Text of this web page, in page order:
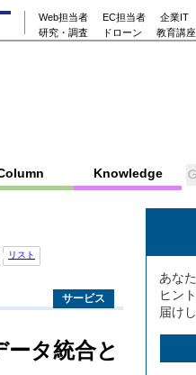
Web担当者 EC担当者 企業IT
研究・調査
ドローン 教育講座
Knowledge
リスト
サービス
タ統合と
あな
ヒン
届け